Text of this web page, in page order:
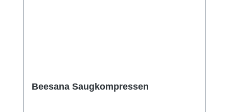
Beesana Saugkompressen